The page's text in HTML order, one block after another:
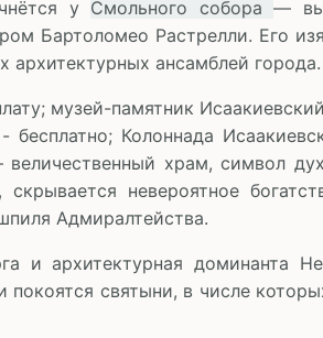
у Смольного собора—
Бартоломео Растрелли. Его
ансамблей города.
музей-памятник
Колоннада
храм, символ
невероятное
Адмиралтейства.
и архитектурная доминанта
покоятся святыни, в числе